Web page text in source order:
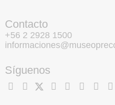
Contacto
+56 2 2928 1500
Síguenos